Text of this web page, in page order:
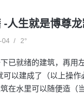
人生就是博尊
04 2°
已就绪的建筑，再用
以建成了（以上操作
在水里可以随便造（